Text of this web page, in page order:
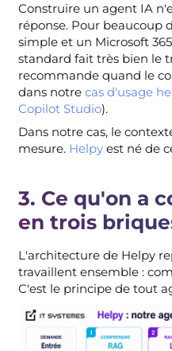
Construire un agent IA
réponse. Pour beaucoup
simple et un Microsoft
standard fait très bien le
recommande quand le
dans notre cas d'usage
Copilot Studio).
Dans notre cas, le
mesure. Helpy est né de
3. Ce qu'on a
en trois
L'architecture de Helpy
travaillent ensemble :
C'est le principe de tout